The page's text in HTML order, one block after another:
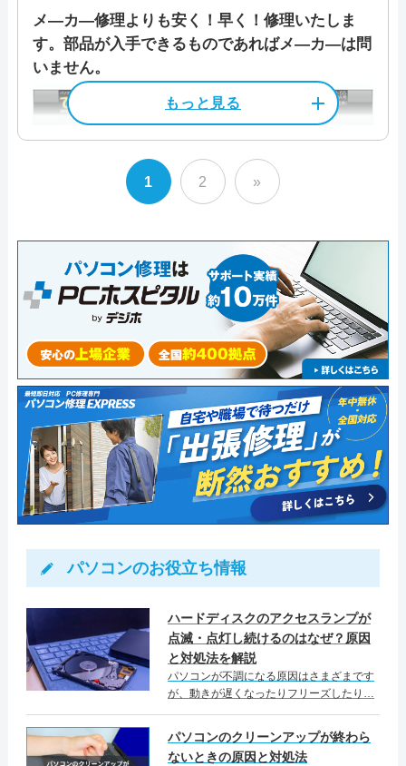
てご相談ください。
セキュリティへの配慮も徹底しており、お客
様のデータは厳重に保護いたしますのでご安
心ください。プライバシーマークとISMSの認
また、パソコンのデータは修理の前にバック
アップしてから作業するので、パソコンが初
もありません。
支払いは現金のほか、クレジットカードやQR
コード決済にも対応しており、現金の手持ち
がないときでも安心です。
料金・メニューを見る
公式サイトを見る
電話相談・お問い合わせ
0120-533-117
詳細は公式HPでご確認ください。
引用元：ＰＣホスピタル（旧：ドクター・ホームネット）
見てしっかり対応し、なるべく専門用語を使
わず、分かりやすい言葉で説明することを心
がけているそうです。 WEBサイトでは修理事
例や料金表が掲載されているので参考にして
みてください。
料金・メニュー を見る
電話相談・お問い合わせ
0120-240-499
詳細は公式HPでご確認ください。
引用元：パソコン修理24
西郡石井町/三好郡東みよし町/三好市/吉野川
市/
もっと見る
この業者の特徴
ファストPCリペアのコールセンターは365日
対応で、パソコンに不慣れな方にも分かりや
すい言葉でサポートしてくれます。また、出
張駆けつけは全国に対応しており、電話1本で
けてくれます。突然のパソコントラブルでお
困りの際は修理を依頼する業者の候補の一つ
にしてはいかがでしょうか。 WindowsからMa
cまで、どんなメーカー・機種のパソコンでも
修理可能で、自分で組み立てたりカスタマイ
ズしたパソコンの修理でも対応可能です。 作
業スタッフは全員パソコン整備士協会の資格
を取得している正社員です。プライバシーマ
ークならびにISMSの国際規格ISO 270001の認
証を取得しており、情報の管理体制が適切で
あることが第三者機関によって証明されてい
ますので、安心してお任せできるでしょう。
料金・メニューを見る
公式サイトを見る
電話相談・お問い合わせ
0120-835-124
カード決済 モバイル決済 法人対応可
データ保護
パソコン処分 パソコン販売
駆けつけ修理対応エリア
この業者の特徴
パソコン工房GOODWILLは、日本全国に70拠
点以上の店舗を展開しています。 店舗持込以
外にも出張修理や宅配修理にも対応している
ので、お近くに店舗がない場合でもパソコン
修理サービスを受けることができます。 マイ
クロソフト認定技術資格者（MCP）が全国に1
50名以上おり、高品質なサポートの提供を売
りにしています。 さまざまなメーカーパソコ
ンの修理実績があり、メーカー保証の切れた
パソコンの修理やデータ復旧にも対応しま
す。 支払い方法は現金のほか、クレジットカ
ード、ショッピングローン、デビットカード
やQR決済、電子マネーなどが選べます。 各サ
ービスの対応にかかる料金はホームページに
記載されていますので参考にしてみてくださ
い。
特徴
即日対応可 全メーカー対応
パソコン販売
駆けつけ修理対応エリア
―
料金・メニューを見る
公式サイトを見る
電話相談・お問い合わせ
088-625-3988
詳細は公式HPでご確認ください。
料金
診断料金550円～
作業料金2,200円～
料金・メニューを見る
公式サイトを見る
電話相談・お問い合わせ
03-3351-8202
特徴
カード決済 モバイル決済 法人対応可
データ保護 即日対応可 全メーカー対応
パソコン処分 パソコン販売
駆けつけ修理対応エリア
三重県/静岡県/石川県/千葉県/大阪府/鳥取県/
東京都/栃木県/福井県/和歌山県/
この業者の特徴
パソコンドック24はパソコン修理業界随一の
本社住所
福島県郡山市片平町字町東12-5
―
料金・メニューを見る
公式サイトを見る
電話相談・お問い合わせ
024-961-0358
カード決済 モバイル決済
データ保護
パソコン処分 パソコン販売
駆けつけ修理対応エリア
―
メ―カ―修理よりも安く！早く！修理いたしま
す。部品が入手できるものであればメ―カ―は問
いません。
店舗住所
〒 770-0863
徳島県徳島市安宅2丁目2-55手塚ビ
ル1階
徳島市営バス 安宅二丁目バス停前
営業時間 10:00～19:00
定休日 火曜
料金 初期設定8,640円
料金・メニューを見る
公式サイトを見る
電話相談・お問い合わせ
088-678-8615
1 2 »
パソコンのお役立ち情報
ハードディスクのアクセスランプが
点滅・点灯し続けるのはなぜ？原因
と対処法を解説
パソコンが不調になる原因はさまざまです
が、動きが遅くなったりフリーズしたり…
パソコンのクリーンアップが終わら
ないときの原因と対処法